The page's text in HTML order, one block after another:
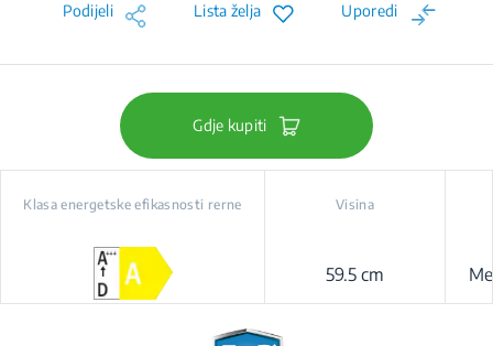
Podijeli Lista želja Uporedi
Gdje kupiti
Klasa energetske efikasnosti rerne Visina
59.5 cm